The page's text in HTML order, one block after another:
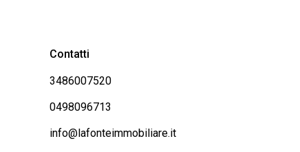
Contatti
3486007520
0498096713
info@lafonteimmobiliare.it